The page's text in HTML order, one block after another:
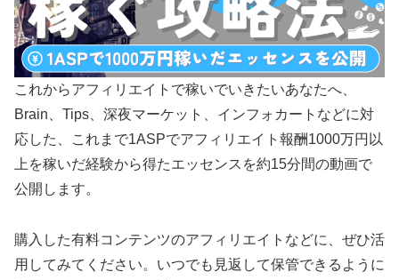
これからアフィリエイトで稼いでいきたいあなたへ、
Brain、Tips、深夜マーケット、インフォカートなどに対
応した、これまで1ASPでアフィリエイト報酬1000万円以
上を稼いだ経験から得たエッセンスを約15分間の動画で
公開します。
購入した有料コンテンツのアフィリエイトなどに、ぜひ活
用してみてください。いつでも見返して保管できるように